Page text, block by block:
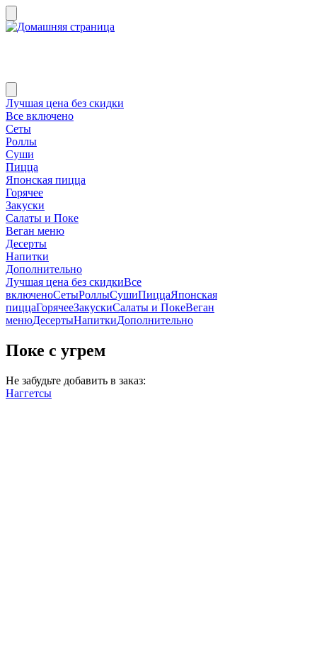
Лучшая цена без скидки
Все включено
Сеты
Роллы
Суши
Пицца
Японская пицца
Горячее
Закуски
Салаты и Поке
Веган меню
Десерты
Напитки
Дополнительно
Лучшая цена без скидкиВсе
включеноСетыРоллыСушиПиццаЯпонская
пиццаГорячееЗакускиСалаты и ПокеВеган
менюДесертыНапиткиДополнительно
Поке с угрем
Не забудьте добавить в заказ:
Наггетсы